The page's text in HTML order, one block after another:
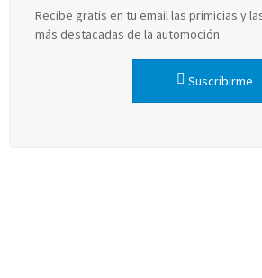
Recibe gratis en tu email las primicias y
más destacadas de la automoción.
Suscribirme